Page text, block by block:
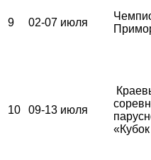
9 02-07 июля
10 09-13 июля